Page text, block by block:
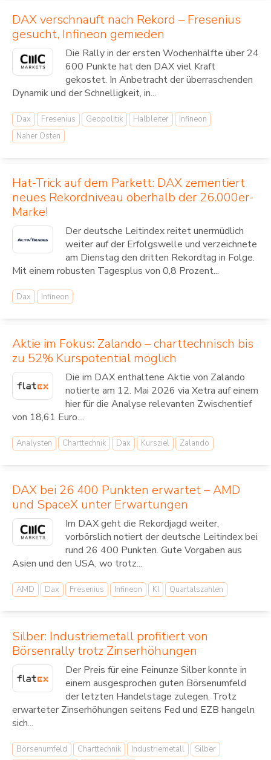
DAX verschnauft nach Rekord – Fresenius
gesucht, Infineon gemieden
Die Rally in der ersten Wochenhälfte über 24
600 Punkte hat den DAX viel Kraft
gekostet. In Anbetracht der überraschenden
Dynamik und der Schnelligkeit, in...
Dax Fresenius Geopolitik Halbleiter
Infineon
Naher Osten
Hat-Trick auf dem Parkett: DAX zementiert
neues Rekordniveau oberhalb der 26.000er-
Marke!
Der deutsche Leitindex reitet unermüdlich
weiter auf der Erfolgswelle und verzeichnete
am Dienstag den dritten Rekordtag in Folge.
Mit einem robusten Tagesplus von 0,8 Prozent...
Dax Infineon
Aktie im Fokus: Zalando – charttechnisch bis
zu 52% Kurspotential möglich
Die im DAX enthaltene Aktie von Zalando
notierte am 12. Mai 2026 via Xetra auf einem
hier für die Analyse relevanten Zwischentief
von 18,61 Euro....
Analysten Charttechnik Dax Kursziel Zalando
DAX bei 26 400 Punkten erwartet – AMD
und SpaceX unter Erwartungen
Im DAX geht die Rekordjagd weiter,
vorbörslich notiert der deutsche Leitindex bei
rund 26 400 Punkten. Gute Vorgaben aus
Asien und den USA, wo trotz...
AMD Dax Fresenius Infineon KI Quartalszahlen
Silber: Industriemetall profitiert von
Börsenrally trotz Zinserhöhungen
Der Preis für eine Feinunze Silber konnte in
einem ausgesprochen guten Börsenumfeld
der letzten Handelstage zulegen. Trotz
erwarteter Zinserhöhungen seitens Fed und EZB hangeln
sich...
Börsenumfeld Charttechnik Industriemetall
Silber